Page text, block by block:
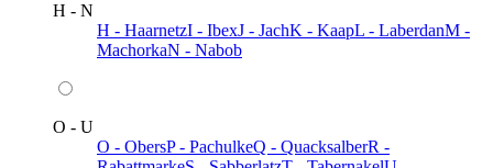
H - N
H - HaarnetzI - IbexJ - JachK - KaapL - LaberdanM -
MachorkaN - Nabob
O - U
O - ObersP - PachulkeQ - QuacksalberR -